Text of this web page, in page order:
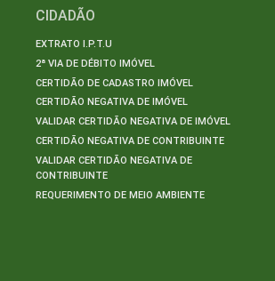
CIDADÃO
EXTRATO I.P.T.U
2ª VIA DE DÉBITO IMÓVEL
CERTIDÃO DE CADASTRO IMÓVEL
CERTIDÃO NEGATIVA DE IMÓVEL
VALIDAR CERTIDÃO NEGATIVA DE IMÓVEL
CERTIDÃO NEGATIVA DE CONTRIBUINTE
VALIDAR CERTIDÃO NEGATIVA DE
CONTRIBUINTE
REQUERIMENTO DE MEIO AMBIENTE